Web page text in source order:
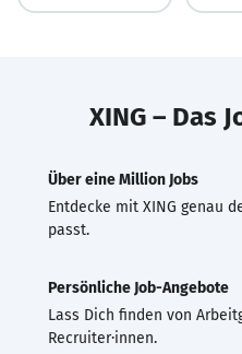
XING – Das
Über eine Million Jobs
Entdecke mit XING genau
passt.
Persönliche Job-Angebote
Lass Dich finden von
Recruiter·innen.